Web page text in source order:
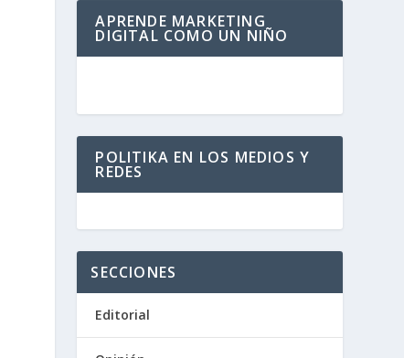
APRENDE MARKETING
DIGITAL COMO UN NIÑO
POLITIKA EN LOS MEDIOS Y
REDES
SECCIONES
Editorial